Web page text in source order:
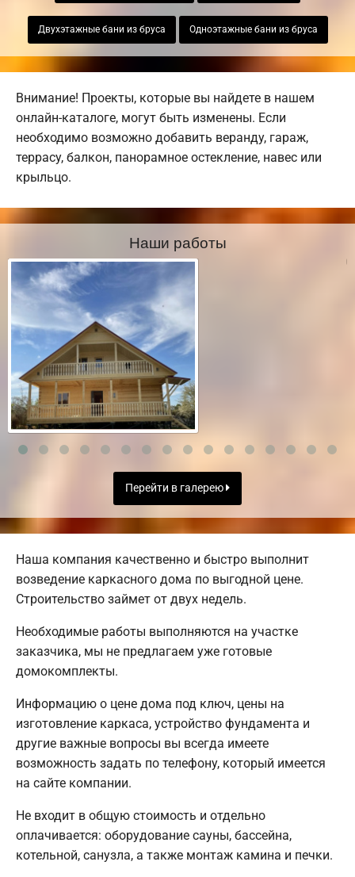
Двухэтажные бани из бруса Одноэтажные бани из бруса
Внимание! Проекты, которые вы найдете в нашем
онлайн-каталоге, могут быть изменены. Если
необходимо возможно добавить веранду, гараж,
террасу, балкон, панорамное остекление, навес или
крыльцо.
Наши работы
Перейти в галерею
Наша компания качественно и быстро выполнит
возведение каркасного дома по выгодной цене.
Строительство займет от двух недель.
Необходимые работы выполняются на участке
заказчика, мы не предлагаем уже готовые
домокомплекты.
Информацию о цене дома под ключ, цены на
изготовление каркаса, устройство фундамента и
другие важные вопросы вы всегда имеете
возможность задать по телефону, который имеется
на сайте компании.
Не входит в общую стоимость и отдельно
оплачивается: оборудование сауны, бассейна,
котельной, санузла, а также монтаж камина и печки.